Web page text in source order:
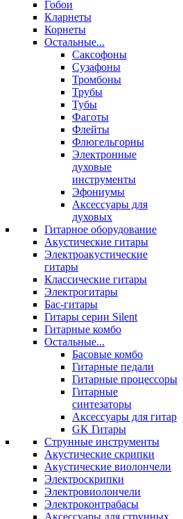
Гобои
Кларнеты
Корнеты
Остальные...
Саксофоны
Сузафоны
Тромбоны
Трубы
Тубы
Фаготы
Флейты
Флюгельгорны
Электронные
духовые
инструменты
Эфониумы
Аксессуары для
духовых
Гитарное оборудование
Акустические гитары
Электроакустические
гитары
Классические гитары
Электрогитары
Бас-гитары
Гитары серии Silent
Гитарные комбо
Остальные...
Басовые комбо
Гитарные педали
Гитарные процессоры
Гитарные
синтезаторы
Аксессуары для гитар
GK Гитары
Струнные инструменты
Акустические скрипки
Акустические виолончели
Электроскрипки
Электровиолончели
Электроконтрабасы
Аксессуары для струнных